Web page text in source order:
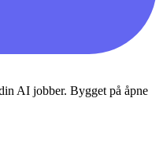
AI jobber. Bygget på åpne